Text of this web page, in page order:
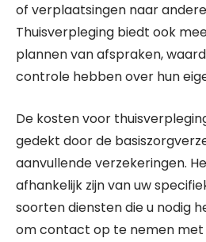
of verplaatsingen naar
Thuisverpleging biedt ook
plannen van afspraken,
controle hebben over hun
De kosten voor
gedekt door de
aanvullende verzekeringen.
afhankelijk zijn van uw
soorten diensten die u nodig
om contact op te nemen met